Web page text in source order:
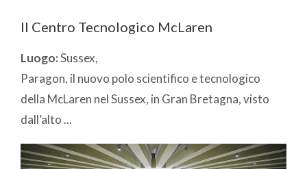
Il Centro Tecnologico McLaren
Luogo:Sussex,
Paragon, il nuovo polo scientifico e tecnologico
della McLaren nel Sussex, in Gran Bretagna, visto
dall’alto ...